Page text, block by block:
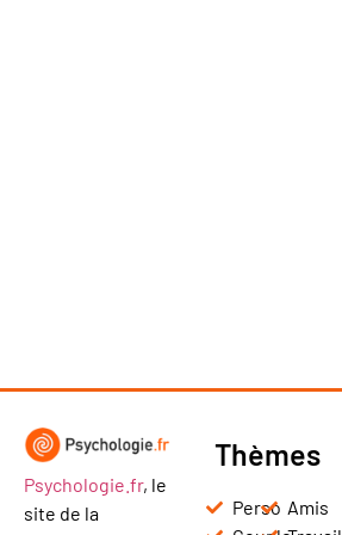
Psychologie.fr, le
site de la
Thèmes
Perso Amis